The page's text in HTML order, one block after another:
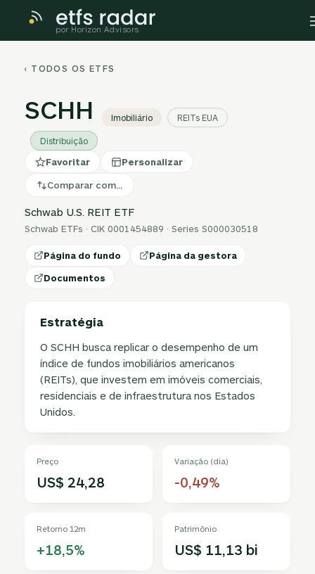
por Horizon Advisors
‹ TODOS OS ETFS
SCHH Imobiliário REITs EUA
Distribuição
Favoritar Personalizar
Comparar com…
Schwab U.S. REIT ETF
Schwab ETFs · CIK 0001454889 · Series S000030518
Página do fundo
Página da gestora
Documentos
Estratégia
O SCHH busca replicar o desempenho de um
índice de fundos imobiliários americanos
(REITs), que investem em imóveis comerciais,
residenciais e de infraestrutura nos Estados
Unidos.
Preço
US$ 24,28
Variação (dia)
-0,49%
Retorno 12m
+18,5%
Patrimônio
US$ 11,13 bi